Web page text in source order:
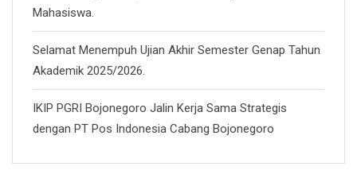
Mahasiswa.
Selamat Menempuh Ujian Akhir Semester Genap Tahun
Akademik 2025/2026.
IKIP PGRI Bojonegoro Jalin Kerja Sama Strategis
dengan PT Pos Indonesia Cabang Bojonegoro